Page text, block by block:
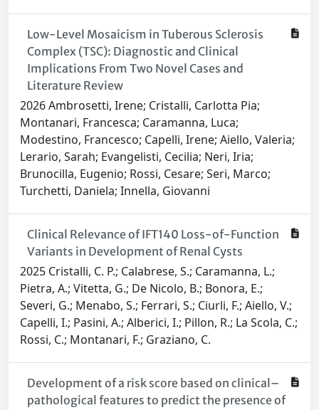
Low-Level Mosaicism in Tuberous Sclerosis
Complex (TSC): Diagnostic and Clinical
Implications From Two Novel Cases and
Literature Review
2026 Ambrosetti, Irene; Cristalli, Carlotta Pia;
Montanari, Francesca; Caramanna, Luca;
Modestino, Francesco; Capelli, Irene; Aiello, Valeria;
Lerario, Sarah; Evangelisti, Cecilia; Neri, Iria;
Brunocilla, Eugenio; Rossi, Cesare; Seri, Marco;
Turchetti, Daniela; Innella, Giovanni
Clinical Relevance of IFT140 Loss-of-Function
Variants in Development of Renal Cysts
2025 Cristalli, C. P.; Calabrese, S.; Caramanna, L.;
Pietra, A.; Vitetta, G.; De Nicolo, B.; Bonora, E.;
Severi, G.; Menabo, S.; Ferrari, S.; Ciurli, F.; Aiello, V.;
Capelli, I.; Pasini, A.; Alberici, I.; Pillon, R.; La Scola, C.;
Rossi, C.; Montanari, F.; Graziano, C.
Development of a risk score based on clinical–
pathological features to predict the presence of